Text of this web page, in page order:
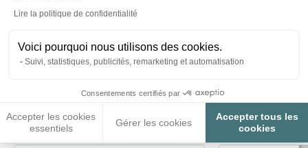
Lire la politique de confidentialité
Voici pourquoi nous utilisons des cookies.
Suivi, statistiques, publicités, remarketing et automatisation
Consentements certifiés par
Accepter les cookies
essentiels
Gérer les cookies
Accepter tous les
cookies
Axeptio consent
intéresser